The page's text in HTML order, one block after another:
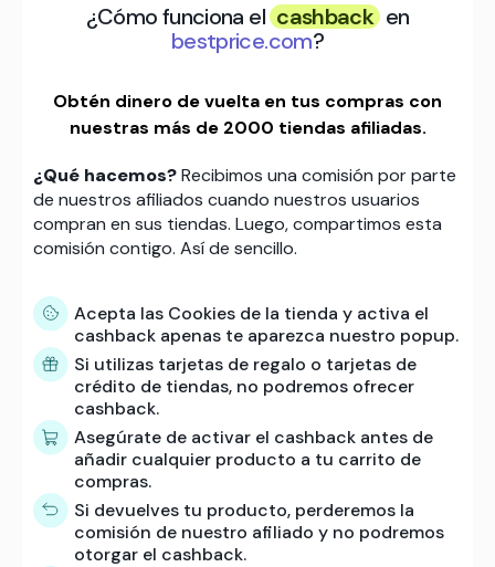
¿Cómo funciona el cashback en
bestprice.com?
Obtén dinero de vuelta en tus compras con
nuestras más de 2000 tiendas afiliadas.
¿Qué hacemos?Recibimos una comisión por parte
de nuestros afiliados cuando nuestros usuarios
compran en sus tiendas. Luego, compartimos esta
comisión contigo. Así de sencillo.
Acepta las Cookies de la tienda y activa el
cashback apenas te aparezca nuestro popup.
Si utilizas tarjetas de regalo o tarjetas de
crédito de tiendas, no podremos ofrecer
cashback.
Asegúrate de activar el cashback antes de
añadir cualquier producto a tu carrito de
compras.
Si devuelves tu producto, perderemos la
comisión de nuestro afiliado y no podremos
otorgar el cashback.